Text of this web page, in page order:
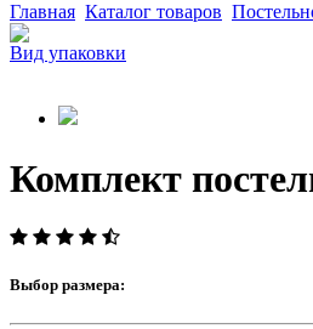
Главная Каталог товаров
Вид упаковки
Комплект
Выбор размера: